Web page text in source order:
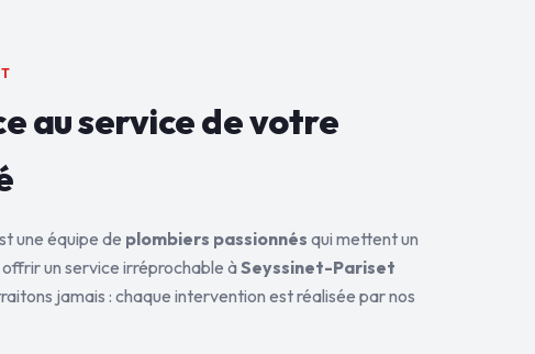
au service devotre
une équipe de plombiers passionnés qui mettent un
un service irréprochable àSeyssinet-Pariset
jamais : chaque intervention est réalisée par nos